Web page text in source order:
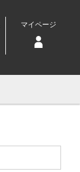
マイページ